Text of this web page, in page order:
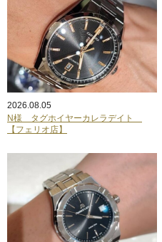
2026.08.05
N様 タグホイヤーカレラデイト
【フェリオ店】